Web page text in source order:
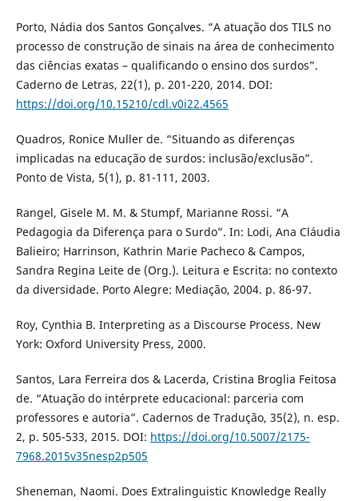
Porto, Nádia dos Santos Gonçalves. “A atuação dos TILS no
processo de construção de sinais na área de conhecimento
das ciências exatas – qualificando o ensino dos surdos”.
Caderno de Letras, 22(1), p. 201-220, 2014. DOI:
https://doi.org/10.15210/cdl.v0i22.4565
Quadros, Ronice Muller de. “Situando as diferenças
implicadas na educação de surdos: inclusão/exclusão”.
Ponto de Vista, 5(1), p. 81-111, 2003.
Rangel, Gisele M. M. & Stumpf, Marianne Rossi. “A
Pedagogia da Diferença para o Surdo”. In: Lodi, Ana Cláudia
Balieiro; Harrinson, Kathrin Marie Pacheco & Campos,
Sandra Regina Leite de (Org.). Leitura e Escrita: no contexto
da diversidade. Porto Alegre: Mediação, 2004. p. 86-97.
Roy, Cynthia B. Interpreting as a Discourse Process. New
York: Oxford University Press, 2000.
Santos, Lara Ferreira dos & Lacerda, Cristina Broglia Feitosa
de. “Atuação do intérprete educacional: parceria com
professores e autoria”. Cadernos de Tradução, 35(2), n. esp.
2, p. 505-533, 2015. DOI: https://doi.org/10.5007/2175-
7968.2015v35nesp2p505
Sheneman, Naomi. Does Extralinguistic Knowledge Really